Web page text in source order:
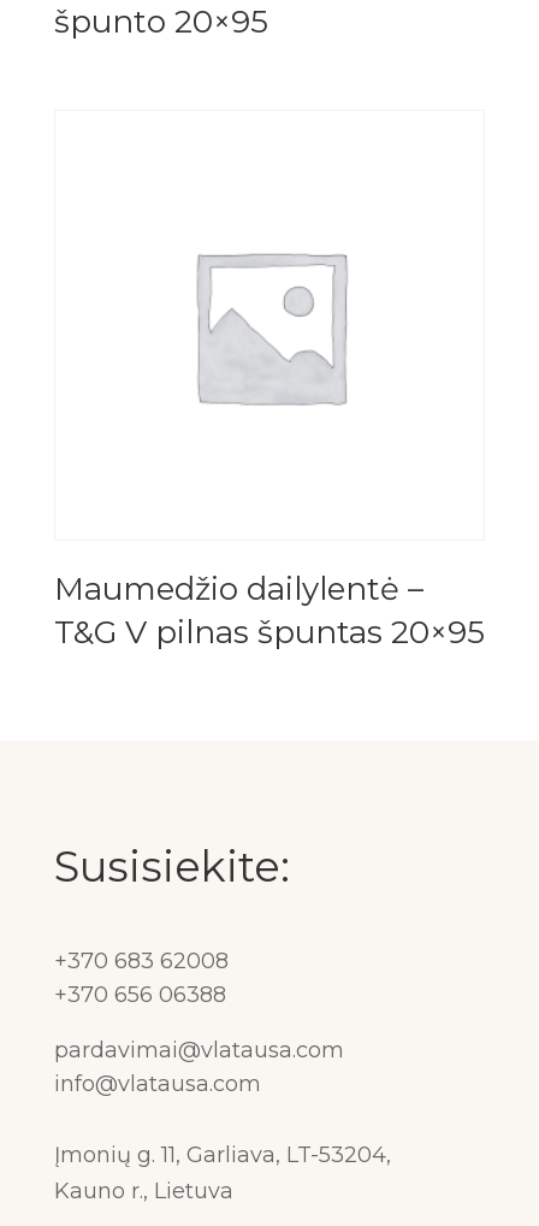
špunto 20×95
Maumedžio dailylentė –
T&G V pilnas špuntas 20×95
Susisiekite:
+370 683 62008
+370 656 06388
pardavimai@vlatausa.com
info@vlatausa.com
Įmonių g. 11, Garliava, LT-53204,
Kauno r., Lietuva